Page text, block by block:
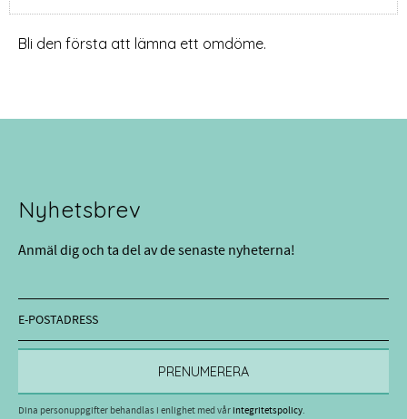
Bli den första att lämna ett omdöme.
Nyhetsbrev
Anmäl dig och ta del av de senaste nyheterna!
PRENUMERERA
Dina personuppgifter behandlas i enlighet med vårintegritetspolicy.